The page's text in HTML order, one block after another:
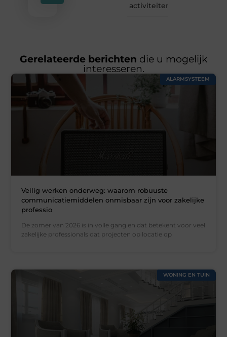
activiteiten
Gerelateerde berichten die u mogelijk
interesseren.
ALARMSYSTEEM
Veilig werken onderweg: waarom robuuste
communicatiemiddelen onmisbaar zijn voor zakelijke
professio
De zomer van 2026 is in volle gang en dat betekent voor veel
zakelijke professionals dat projecten op locatie op
WONING EN TUIN